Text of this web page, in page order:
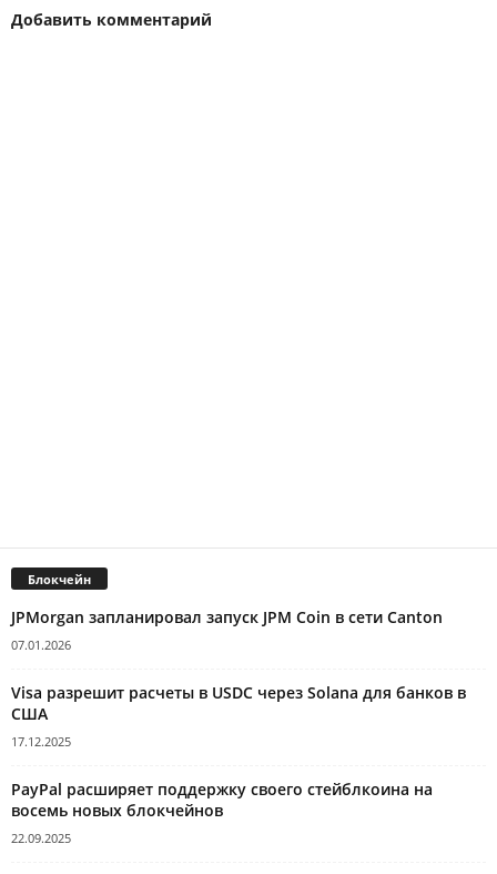
Добавить комментарий
Блокчейн
JPMorgan запланировал запуск JPM Coin в сети Canton
07.01.2026
Visa разрешит расчеты в USDC через Solana для банков в
США
17.12.2025
PayPal расширяет поддержку своего стейблкоина на
восемь новых блокчейнов
22.09.2025